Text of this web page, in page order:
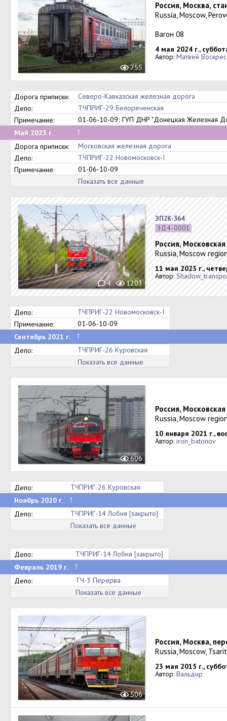
755
Россия, Москва,
Russia, Moscow,
Вагон 08
4 мая 2024 г.,
Автор: Матвей
Дорога приписки:
Северо-Кавказская железная дорога
Депо:
ТЧПРИГ-29 Белореченская
Примечание:
01-06-10-09; ГУП ДНР "Донецкая Железная
Май 2023 г.
↑
Дорога приписки:
Московская железная дорога
Депо:
ТЧПРИГ-22 Новомосковск-I
Примечание:
01-06-10-09
Показать все данные
4 1203
ЭП2К-364
ЭД4-0001
Россия,
Russia, Moscow
11 мая 2023 г.,
Автор:
Депо:
ТЧПРИГ-22 Новомосковск-I
Примечание:
01-06-10-09
Сентябрь 2021 г.
↑
Депо:
ТЧПРИГ-26 Куровская
Показать все данные
606
Россия,
Russia, Moscow
10 января 2021 г.,
Автор: iron_batonov
Депо:
ТЧПРИГ-26 Куровская
Ноябрь 2020 г.
↑
Депо:
ТЧПРИГ-14 Лобня [закрыто]
Показать все данные
Депо:
ТЧПРИГ-14 Лобня [закрыто]
Февраль 2019 г.
↑
Депо:
ТЧ-3 Перерва
Показать все данные
506
Россия, Москва,
Russia, Moscow,
23 мая 2015 г.,
Автор: Вальдир